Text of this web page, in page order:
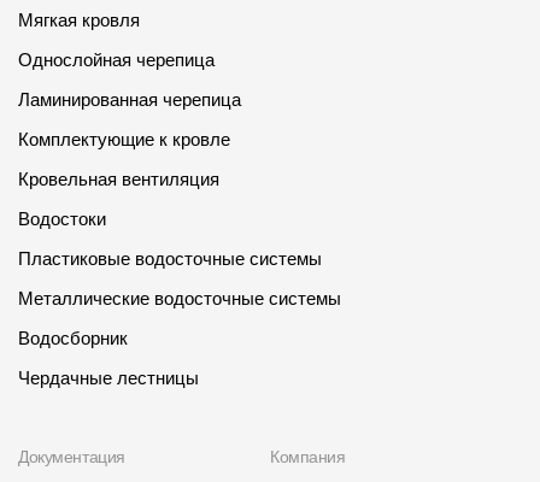
B2B
Отзывы
Контакты
Адрес
Мягкая кровля
Однослойная черепица
Ламинированная черепица
Комплектующие к кровле
Кровельная вентиляция
Водостоки
Пластиковые водосточные системы
Металлические водосточные системы
Водосборник
Чердачные лестницы
Документация Компания